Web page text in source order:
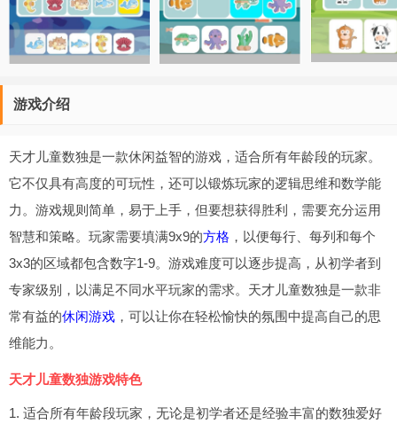
游戏介绍
天才儿童数独是一款休闲益智的游戏，适合所有年龄段的玩家。
它不仅具有高度的可玩性，还可以锻炼玩家的逻辑思维和数学能
力。游戏规则简单，易于上手，但要想获得胜利，需要充分运用
智慧和策略。玩家需要填满9x9的方格 ，以便每行、每列和每个
3x3的区域都包含数字1-9。游戏难度可以逐步提高，从初学者到
专家级别，以满足不同水平玩家的需求。天才儿童数独是一款非
常有益的休闲游戏 ，可以让你在轻松愉快的氛围中提高自己的思
维能力。
天才儿童数独游戏特色
1. 适合所有年龄段玩家，无论是初学者还是经验丰富的数独爱好